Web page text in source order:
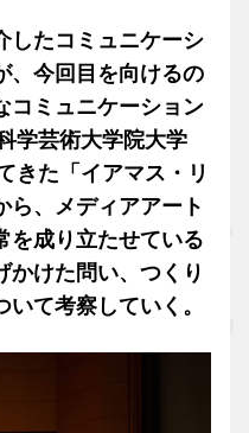
したコミュニケーシ
、今回目を向けるの
コミュニケーション
学芸術大学院大学
きた「イアマス・リ
ら、メディアアート
を成り立たせている
かけた問い、つくり
て考察していく。